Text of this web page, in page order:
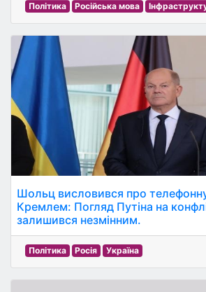
Політика Російська мова
Шольц висловився про
Кремлем: Погляд Путіна на
залишився незмінним.
Політика Росія Україна